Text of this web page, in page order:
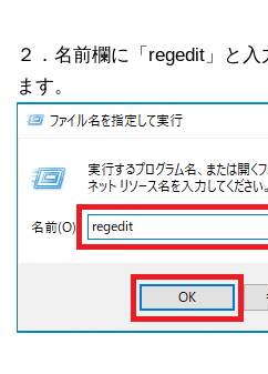
２．名前欄に「regedit」と
ます。